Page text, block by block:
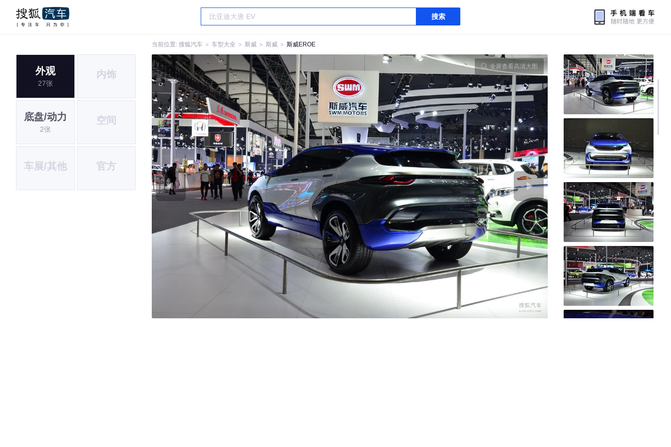
搜索
当前位置: 搜狐汽车 ＞ 车型大全 ＞ 斯威 ＞ 斯威 ＞ 斯威EROE
外观
27张
内饰
底盘/动力
2张
空间
车展/其他 官方
全屏查看高清大图